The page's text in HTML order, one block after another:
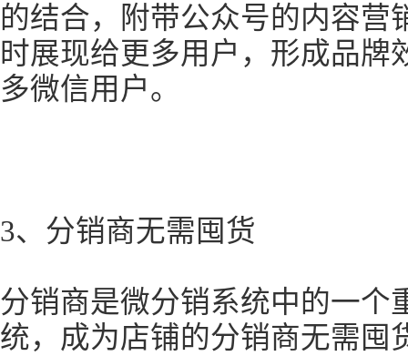
的结合，附带公众号的内容营
时展现给更多用户，形成品牌
多微信用户。
3、分销商无需囤货
分销商是微分销系统中的一个
统，成为店铺的分销商无需囤